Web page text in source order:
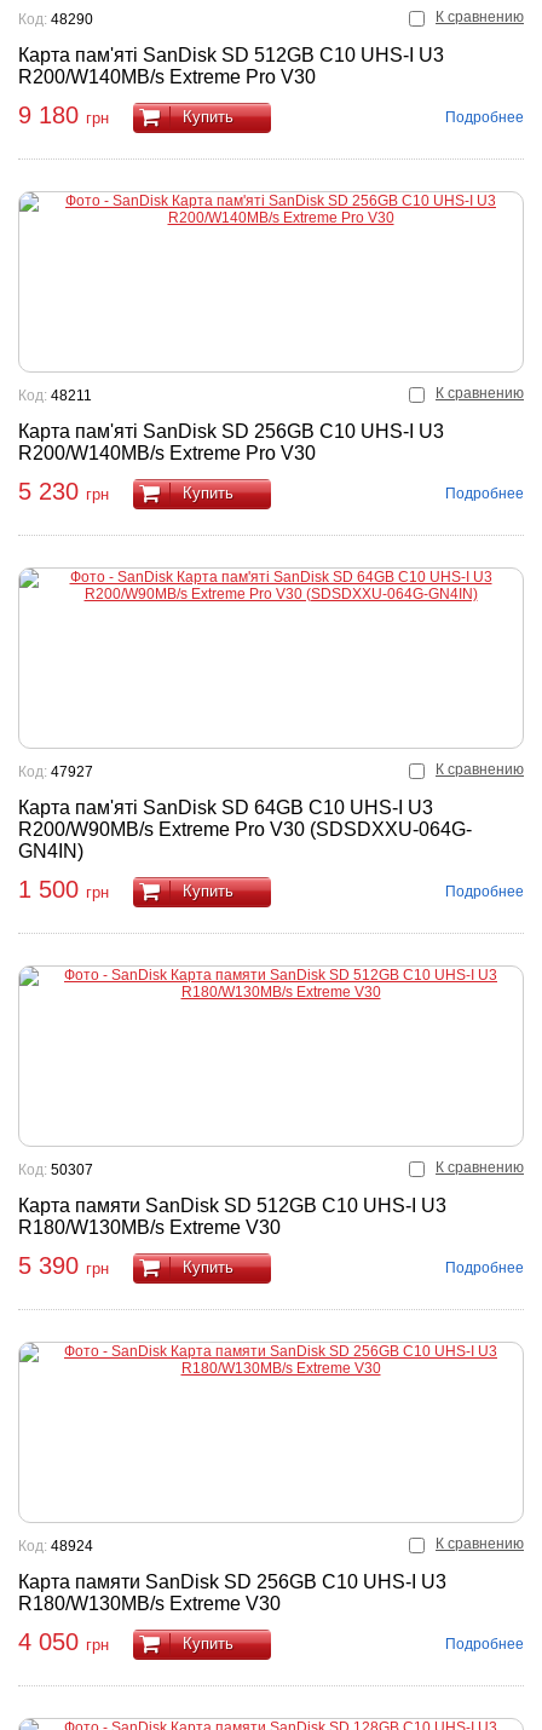
К сравнению
Карта пам'яті SanDisk SD 512GB C10 UHS-I U3
R200/W140MB/s Extreme Pro V30
Код: 48290
9 180 грн Купить Подробнее
К сравнению
Карта пам'яті SanDisk SD 256GB C10 UHS-I U3
R200/W140MB/s Extreme Pro V30
Код: 48211
5 230 грн Купить Подробнее
К сравнению
Карта пам'яті SanDisk SD 64GB C10 UHS-I U3
R200/W90MB/s Extreme Pro V30 (SDSDXXU-064G-
GN4IN)
Код: 47927
1 500 грн Купить Подробнее
К сравнению
Карта памяти SanDisk SD 512GB C10 UHS-I U3
R180/W130MB/s Extreme V30
Код: 50307
5 390 грн Купить Подробнее
К сравнению
Карта памяти SanDisk SD 256GB C10 UHS-I U3
R180/W130MB/s Extreme V30
Код: 48924
4 050 грн Купить Подробнее